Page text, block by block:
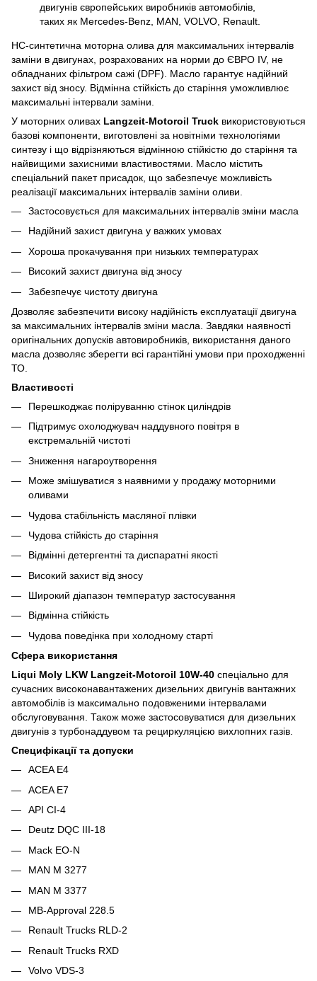
двигунів європейських виробників автомобілів,
таких як Mercedes-Benz, MAN, VOLVO, Renault.
HC-синтетична моторна олива для максимальних інтервалів
заміни в двигунах, розрахованих на норми до ЄВРО IV, не
обладнаних фільтром сажі (DPF). Масло гарантує надійний
захист від зносу. Відмінна стійкість до старіння уможливлює
максимальні інтервали заміни.
У моторних оливах Langzeit-Motoroil Truck використовуються
базові компоненти, виготовлені за новітніми технологіями
синтезу і що відрізняються відмінною стійкістю до старіння та
найвищими захисними властивостями. Масло містить
спеціальний пакет присадок, що забезпечує можливість
реалізації максимальних інтервалів заміни оливи.
Застосовується для максимальних інтервалів зміни масла
Надійний захист двигуна у важких умовах
Хороша прокачування при низьких температурах
Високий захист двигуна від зносу
Забезпечує чистоту двигуна
Дозволяє забезпечити високу надійність експлуатації двигуна
за максимальних інтервалів зміни масла. Завдяки наявності
оригінальних допусків автовиробників, використання даного
масла дозволяє зберегти всі гарантійні умови при проходженні
ТО.
Властивості
Перешкоджає поліруванню стінок циліндрів
Підтримує охолоджувач наддувного повітря в
екстремальній чистоті
Зниження нагароутворення
Може змішуватися з наявними у продажу моторними
оливами
Чудова стабільність масляної плівки
Чудова стійкість до старіння
Відмінні детергентні та диспаратні якості
Високий захист від зносу
Широкий діапазон температур застосування
Відмінна стійкість
Чудова поведінка при холодному старті
Сфера використання
Liqui Moly LKW Langzeit-Motoroil 10W-40 спеціально для
сучасних високонавантажених дизельних двигунів вантажних
автомобілів із максимально подовженими інтервалами
обслуговування. Також може застосовуватися для дизельних
двигунів з турбонаддувом та рециркуляцією вихлопних газів.
Специфікації та допуски
ACEA E4
ACEA E7
API CI-4
Deutz DQC III-18
Mack EO-N
MAN M 3277
MAN M 3377
MB-Approval 228.5
Renault Trucks RLD-2
Renault Trucks RXD
Volvo VDS-3